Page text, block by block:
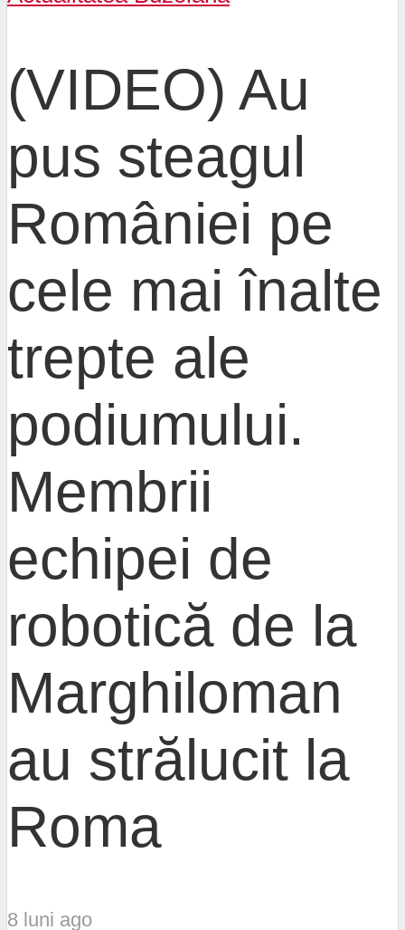
(VIDEO) Au
pus steagul
României pe
cele mai înalte
trepte ale
podiumului.
Membrii
echipei de
robotică de la
Marghiloman
au strălucit la
Roma
8 luni ago